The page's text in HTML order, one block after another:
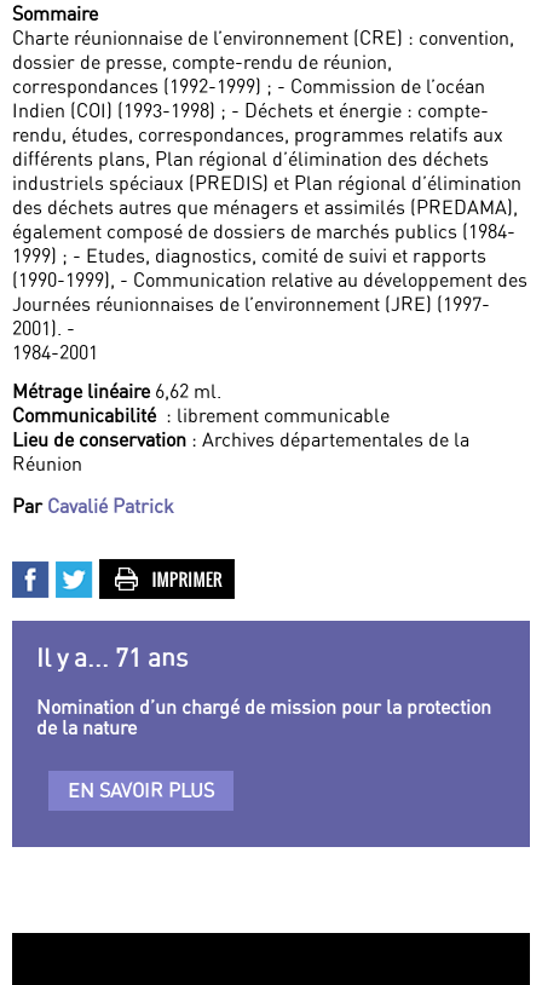
Sommaire
Charte réunionnaise de l’environnement (CRE) : convention,
dossier de presse, compte-rendu de réunion,
correspondances (1992-1999) ; - Commission de l’océan
Indien (COI) (1993-1998) ; - Déchets et énergie : compte-
rendu, études, correspondances, programmes relatifs aux
différents plans, Plan régional d’élimination des déchets
industriels spéciaux (PREDIS) et Plan régional d’élimination
des déchets autres que ménagers et assimilés (PREDAMA),
également composé de dossiers de marchés publics (1984-
1999) ; - Etudes, diagnostics, comité de suivi et rapports
(1990-1999), - Communication relative au développement des
Journées réunionnaises de l’environnement (JRE) (1997-
2001). -
1984-2001
Métrage linéaire6,62 ml.
Communicabilité : librement communicable
Lieu de conservation : Archives départementales de la
Réunion
Par Cavalié Patrick
Il y a... 71 ans
Nomination d’un chargé de mission pour la protection
de la nature
EN SAVOIR PLUS